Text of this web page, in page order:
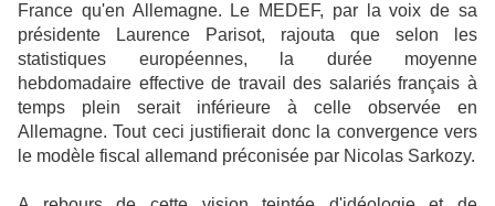
France qu'en Allemagne. Le MEDEF, par la voix de sa
présidente Laurence Parisot, rajouta que selon les
statistiques européennes, la durée moyenne
hebdomadaire effective de travail des salariés français à
temps plein serait inférieure à celle observée en
Allemagne.Tout ceci justifierait donc la convergence vers
le modèle fiscal allemand préconisée par Nicolas Sarkozy.